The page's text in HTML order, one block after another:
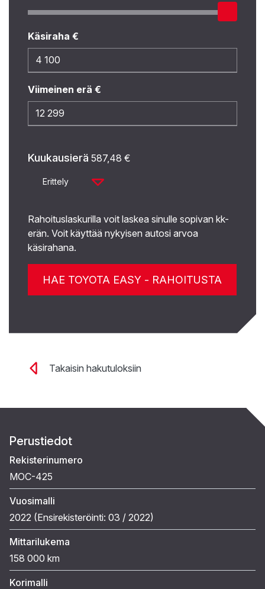
Käsiraha €
Viimeinen erä €
Kuukausierä 587,48 €
Erittely
Rahoituslaskurilla voit laskea sinulle sopivan kk-
erän. Voit käyttää nykyisen autosi arvoa
käsirahana.
Takaisin hakutuloksiin
Perustiedot
Rekisterinumero
MOC-425
Vuosimalli
2022 (Ensirekisteröinti: 03 / 2022)
Mittarilukema
158 000 km
Korimalli